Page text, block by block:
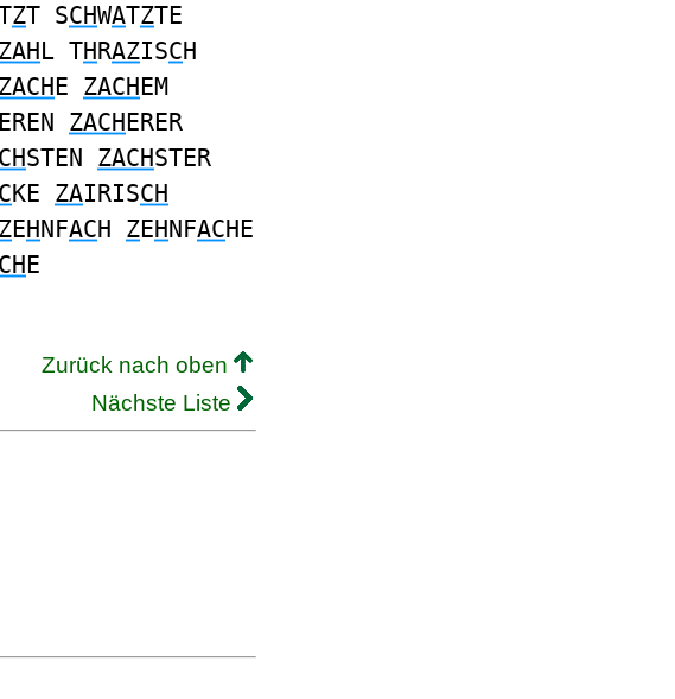
ZT SCHWATZTE
ZAHL THRAZISCH
ZACHE ZACHEM
EREN ZACHERER
STEN ZACHSTER
CKE ZAIRISCH
ZEHNFACH ZEHNFACHE
E
Zurück nach oben
Nächste Liste